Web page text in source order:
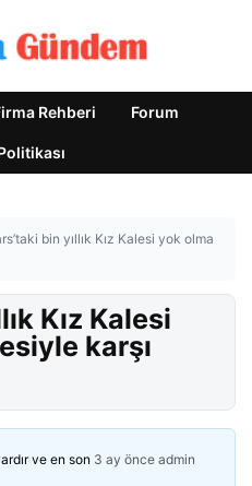
Rehberi Forum
bin yıllık Kız Kalesi yok olma
Kız Kalesi
karşı
ve en son 3 ay önce admin